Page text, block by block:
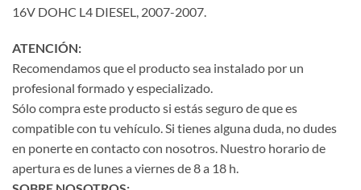
16V DOHC L4 DIESEL, 2007-2007.
ATENCIÓN:
Recomendamos que el producto sea instalado por un
profesional formado y especializado.
Sólo compra este producto si estás seguro de que es
compatible con tu vehículo. Si tienes alguna duda, no dudes
en ponerte en contacto con nosotros. Nuestro horario de
apertura es de lunes a viernes de 8 a 18 h.